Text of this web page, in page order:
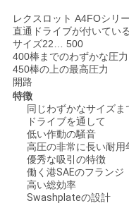
を
要
求
し
な
さ
い
レクスロット A4FOシリ
直通ドライブが付いてい
サイズ22… 500
400棒までのわずかな圧力
450棒の上の最高圧力
開路
特徴
同じわずかなサイズ
ドライブを通して
低い作動の騒音
高圧の非常に長い耐用
優秀な吸引の特徴
働く港SAEのフランジ
高い総効率
Swashplateの設計